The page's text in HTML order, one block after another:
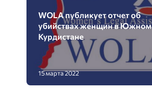
WOLA публикует отчет об
убийствах женщин в Южном
Курдистане
15 марта 2022